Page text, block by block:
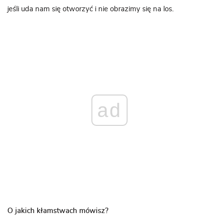
jeśli uda nam się otworzyć i nie obrazimy się na los.
ad
O jakich kłamstwach mówisz?